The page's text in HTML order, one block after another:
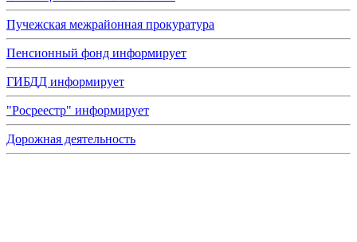
Пучежская межрайонная прокуратура
Пенсионный фонд информирует
ГИБДД информирует
"Росреестр" информирует
Дорожная деятельность